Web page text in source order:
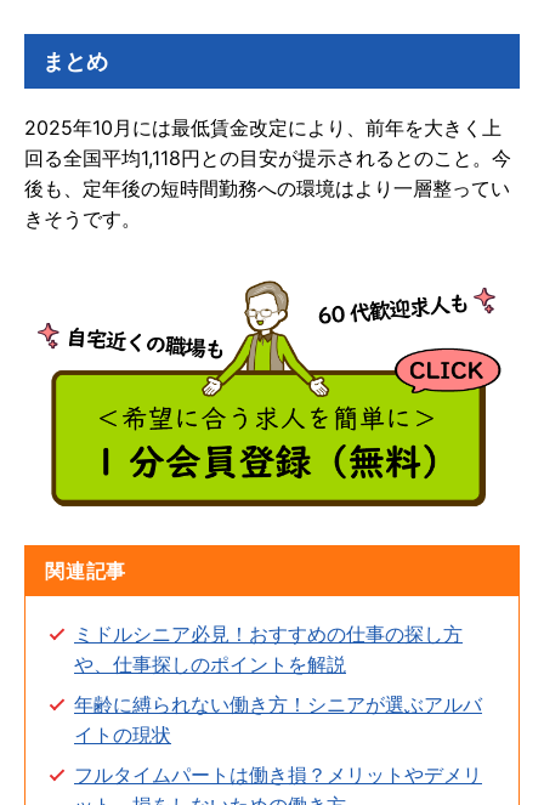
まとめ
2025年10月には最低賃金改定により、前年を大きく上
回る全国平均1,118円との目安が提示されるとのこと。今
後も、定年後の短時間勤務への環境はより一層整ってい
きそうです。
関連記事
ミドルシニア必見！おすすめの仕事の探し方
や、仕事探しのポイントを解説
年齢に縛られない働き方！シニアが選ぶアルバ
イトの現状
フルタイムパートは働き損？メリットやデメリ